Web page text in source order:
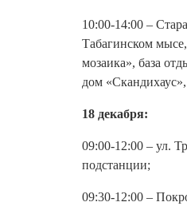
10:00-14:00 –
Табагинском
мозаика», база
дом
18 декабря:
09:00-12:00 – ул.
подстанции;
09:30-12:00 –